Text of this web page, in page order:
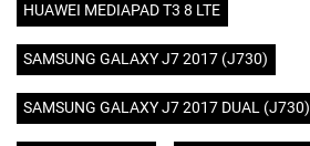
HUAWEI MEDIAPAD T3 8 LTE
SAMSUNG GALAXY J7 2017 (J730)
SAMSUNG GALAXY J7 2017 DUAL (J730)